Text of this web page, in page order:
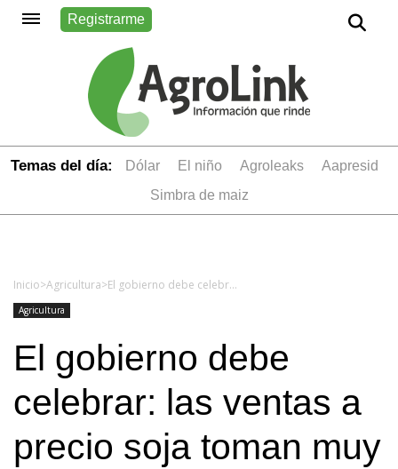
Registrarme
Temas del día: dólar el niño Agroleaks
aapresid
simbra de maiz
Inicio>Agricultura> El gobierno debe celebrar: las ventas a precio soja toman muy buen ritmo
Agricultura
El gobierno debe
celebrar: las ventas a
precio soja toman muy